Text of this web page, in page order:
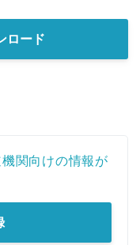
ロード
関向けの情報が